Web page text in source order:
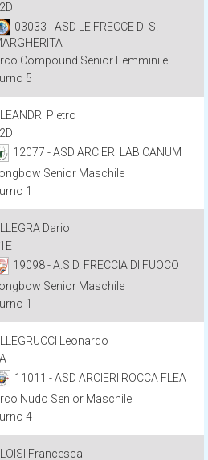
03033 - ASD LE FRECCE DI S.
Compound Senior Femminile
5
Pietro
12077 - ASD ARCIERI LABICANUM
Longbow Senior Maschile
1
Dario
19098 - A.S.D. FRECCIA DI FUOCO
Longbow Senior Maschile
1
Leonardo
11011 - ASD ARCIERI ROCCA FLEA
Nudo Senior Maschile
4
Francesca